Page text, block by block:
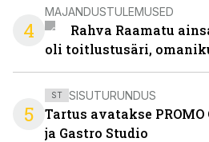
4
MAJANDUSTULEMUSED
Rahva Raamatu
oli toitlustusäri,
5
ST SISUTURUNDUS
Tartus avatakse
ja Gastro Studio